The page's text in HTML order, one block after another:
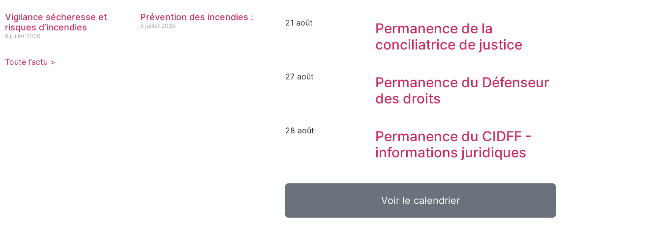
Vigilance sécheresse et
risques d’incendies
9 juillet 2026
Prévention des incendies :
8 juillet 2026
Toute l’actu >
21 août
Permanence de la
conciliatrice de justice
27 août
Permanence du Défenseur
des droits
28 août
Permanence du CIDFF -
informations juridiques
Voir le calendrier